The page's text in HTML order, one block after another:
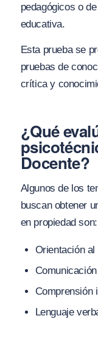
pedagógicos o
educativa.
Esta prueba se
pruebas de
crítica y
¿Qué
Docente?
Algunos de los
buscan obtener
en propiedad son:
Orientación al
Comprensión
Lenguaje